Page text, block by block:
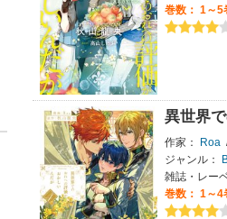
巻数： 1～5
異世界
作家： Roa
ジャンル：
雑誌・レー
巻数： 1～4